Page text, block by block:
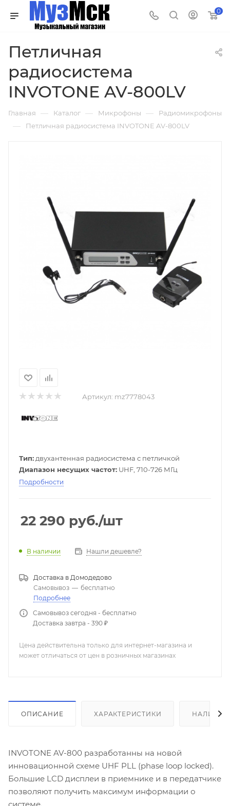
0
Петличная
радиосистема
INVOTONE AV-800LV
Главная — Каталог — Микрофоны — Радиомикрофоны
— Петличная радиосистема INVOTONE AV-800LV
Артикул: mz7778043
Тип: двухантенная радиосистема с петличкой
Диапазон несущих частот: UHF, 710-726 МГц
Подробности
22 290 руб./шт
В наличии Нашли дешевле?
Доставка в Домодедово
Самовывоз — бесплатно
Подробнее
Самовывоз сегодня - бесплатно
Доставка завтра - 390 ₽
Цена действительна только для интернет-магазина и
может отличаться от цен в розничных магазинах
ОПИСАНИЕ ХАРАКТЕРИСТИКИ НАЛИЧИЕ
INVOTONE AV-800 разработанны на новой
инновационной схеме UHF PLL (phase loop locked).
Большие LCD дисплеи в приемнике и в передатчике
позволяют получить максимум информации о